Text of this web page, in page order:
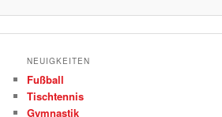
NEUIGKEITEN
Fußball
Tischtennis
Gymnastik